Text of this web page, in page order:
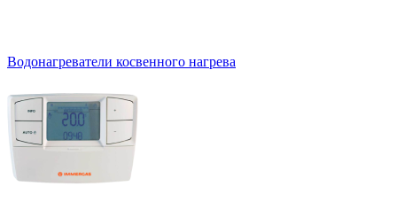
Водонагреватели косвенного нагрева